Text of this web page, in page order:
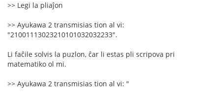
>> Legi la pliaĵon
>> Ayukawa 2 transmisias tion al vi:
"21001113023210101032032233".
Li faĉile solvis la puzlon, ĉar li estas pli scripova pri
matematiko ol mi.
>> Ayukawa 2 transmisias tion al vi: "